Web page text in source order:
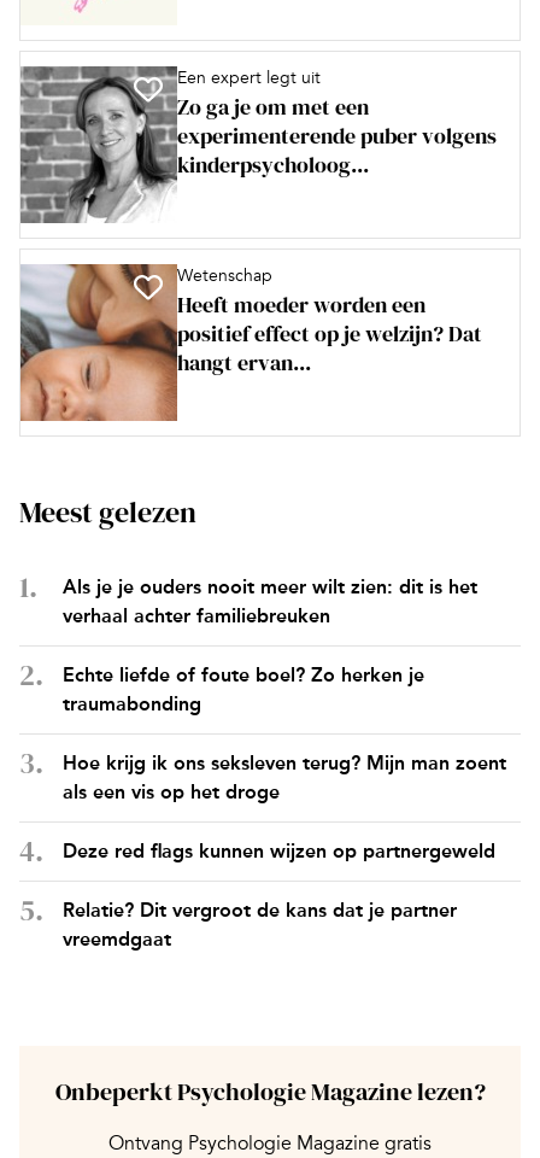
Een expert legt uit
Zo ga je om met een
experimenterende puber volgens
kinderpsycholoog...
Wetenschap
Heeft moeder worden een
positief effect op je welzijn? Dat
hangt ervan...
Meest gelezen
Als je je ouders nooit meer wilt zien: dit is het
verhaal achter familiebreuken
Echte liefde of foute boel? Zo herken je
traumabonding
Hoe krijg ik ons seksleven terug? Mijn man zoent
als een vis op het droge
Deze red flags kunnen wijzen op partnergeweld
Relatie? Dit vergroot de kans dat je partner
vreemdgaat
Onbeperkt Psychologie Magazine lezen?
Ontvang Psychologie Magazine gratis